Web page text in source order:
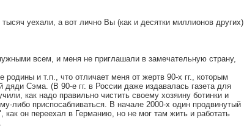
уехали, а вот лично Вы (как и десятки миллионов других)
всем, и меня не приглашали в замечательную страну,
и т.п., что отличает меня от жертв 90-х гг., которым
дяди Сэма. (В 90-е гг. в России даже издавалась газета для
как надо правильно чистить своему хозяину ботинки и
либо приспосабливаться. В начале 2000-х один продвинутый
он переехал в Германию, но не мог там жить и работать